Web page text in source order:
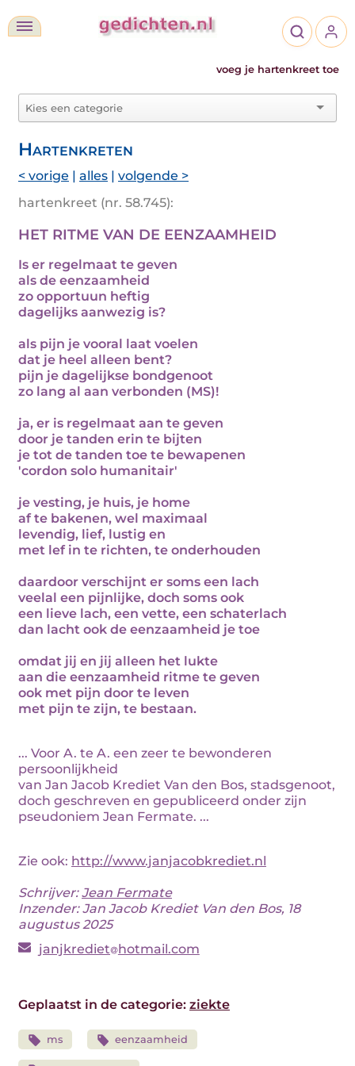
voeg je hartenkreet toe
Hartenkreten
< vorige | alles | volgende >
hartenkreet (nr. 58.745):
HET RITME VAN DE EENZAAMHEID
Is er regelmaat te geven
als de eenzaamheid
zo opportuun heftig
dagelijks aanwezig is?
als pijn je vooral laat voelen
dat je heel alleen bent?
pijn je dagelijkse bondgenoot
zo lang al aan verbonden (MS)!
ja, er is regelmaat aan te geven
door je tanden erin te bijten
je tot de tanden toe te bewapenen
'cordon solo humanitair'
je vesting, je huis, je home
af te bakenen, wel maximaal
levendig, lief, lustig en
met lef in te richten, te onderhouden
daardoor verschijnt er soms een lach
veelal een pijnlijke, doch soms ook
een lieve lach, een vette, een schaterlach
dan lacht ook de eenzaamheid je toe
omdat jij en jij alleen het lukte
aan die eenzaamheid ritme te geven
ook met pijn door te leven
met pijn te zijn, te bestaan.
... Voor A. te A. een zeer te bewonderen
persoonlijkheid
van Jan Jacob Krediet Van den Bos, stadsgenoot,
doch geschreven en gepubliceerd onder zijn
pseudoniem Jean Fermate. ...
Zie ook: http://www.janjacobkrediet.nl
Schrijver:Jean Fermate
Inzender: Jan Jacob Krediet Van den Bos, 18
augustus 2025
janjkrediet hotmail.com
Geplaatst in de categorie: ziekte
ms eenzaamheid